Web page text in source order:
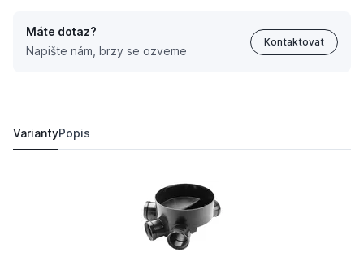
Máte dotaz?
Napište nám, brzy se ozveme
Kontaktovat
VariantyPopis